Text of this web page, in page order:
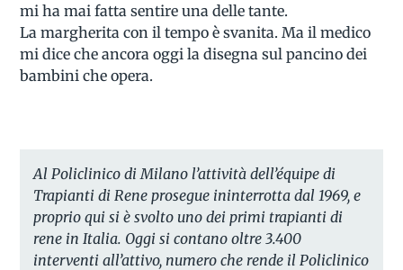
mi ha mai fatta sentire una delle tante.
La margherita con il tempo è svanita. Ma il medico
mi dice che ancora oggi la disegna sul pancino dei
bambini che opera.
Al Policlinico di Milano l’attività dell’équipe di
Trapianti di Rene prosegue ininterrotta dal 1969, e
proprio qui si è svolto uno dei primi trapianti di
rene in Italia. Oggi si contano oltre 3.400
interventi all’attivo, numero che rende il Policlinico